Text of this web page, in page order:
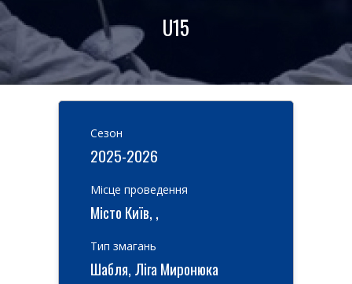
U15
Cезон
2025-2026
Місце проведення
Місто Київ, ,
Тип змагань
Шабля, Ліга Миронюка